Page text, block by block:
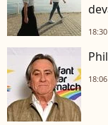
18:30
18:06